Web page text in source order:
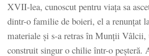
XVII-lea, cunoscut pentru viața sa
dintr-o familie de boieri, el a renunțat
materiale și s-a retras în Munții Vâlcii,
construit singur o chilie într-o peșteră.